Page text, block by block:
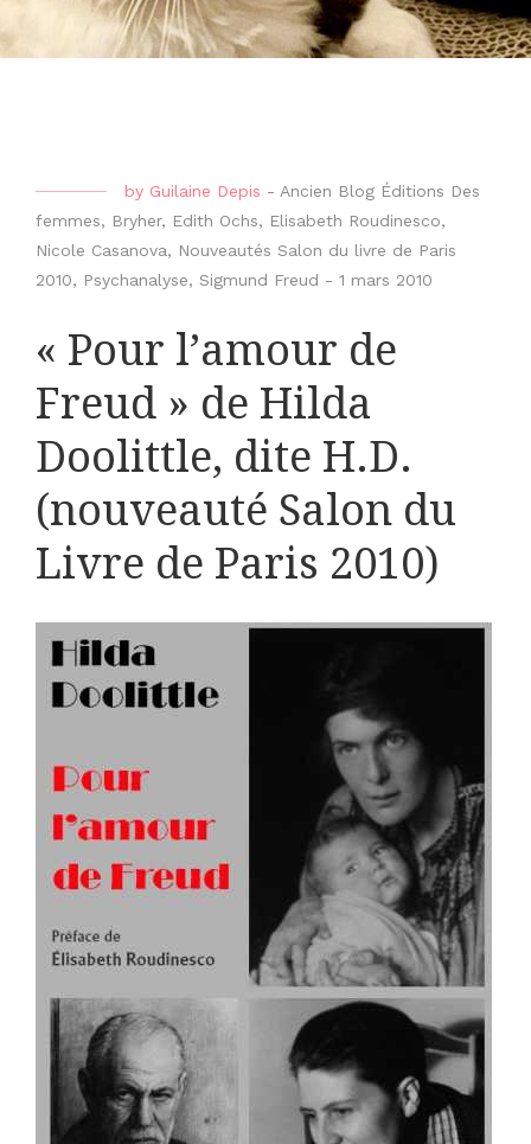
by Guilaine Depis - Ancien Blog Éditions Des
femmes, Bryher, Edith Ochs, Elisabeth Roudinesco,
Nicole Casanova, Nouveautés Salon du livre de Paris
2010, Psychanalyse, Sigmund Freud - 1 mars 2010
« Pour l’amour de
Freud » de Hilda
Doolittle, dite H.D.
(nouveauté Salon du
Livre de Paris 2010)